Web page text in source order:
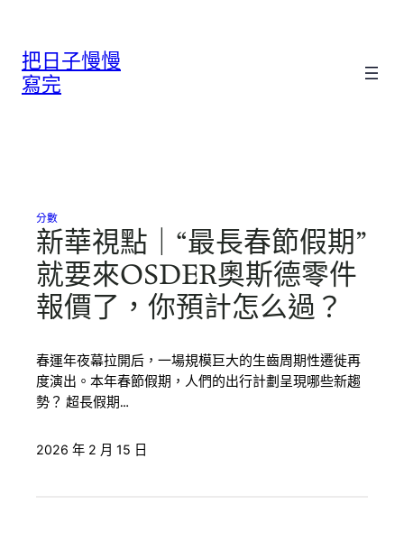
把日子慢慢
寫完
分數
新華視點｜“最長春節假期”
就要來OSDER奧斯德零件
報價了，你預計怎么過？
春運年夜幕拉開后，一場規模巨大的生齒周期性遷徙再
度演出。本年春節假期，人們的出行計劃呈現哪些新趨
勢？ 超長假期…
2026 年 2 月 15 日